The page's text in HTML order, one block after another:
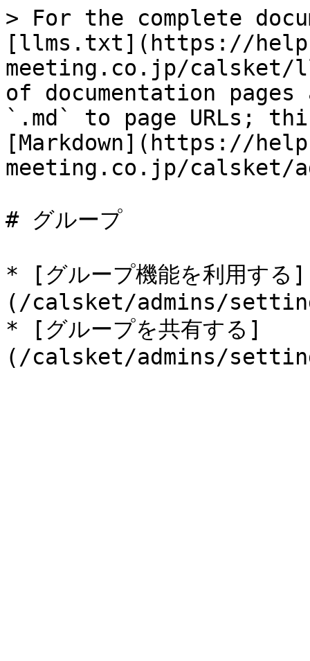
> For the complete
[llms.txt](https://
meeting.co.jp/calsket/
of documentation
`.md` to page URLs;
[Markdown](https://
meeting.co.jp/calsket/
# グループ
* [グループ機能を利用する]
(/calsket/admins/
* [グループを共有する]